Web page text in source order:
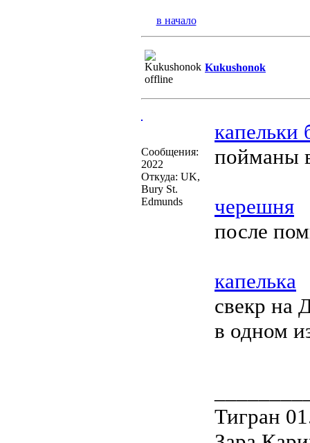
в начало
Kukushonok
Сообщения:
2022
Откуда: UK,
Bury St.
Edmunds
капельки
пойманы
черешня
после
капелька
свекр на
в одном
Тигран